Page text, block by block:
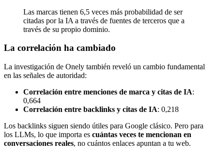
Las marcas tienen 6,5 veces más probabilidad de ser
citadas por la IA a través de fuentes de terceros que a
través de su propio dominio.
La correlación ha cambiado
La investigación de Onely también reveló un cambio fundamental
en las señales de autoridad:
Correlación entre menciones de marca y citas de IA:
0,664
Correlación entre backlinks y citas de IA: 0,218
Los backlinks siguen siendo útiles para Google clásico. Pero para
los LLMs, lo que importa es cuántas veces te mencionan en
conversaciones reales, no cuántos enlaces apuntan a tu web.